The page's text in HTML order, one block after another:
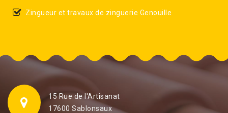
Zingueur et travaux de zinguerie Genouille
15 Rue de l'Artisanat
17600 Sablonsaux